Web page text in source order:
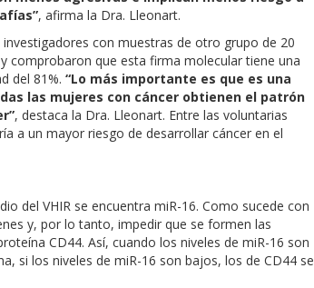
, afirma la Dra. Lleonart.
con muestras de otro grupo de 20
comprobaron que esta firma molecular tiene una
del 81%. “Lo más importante es que es una
las mujeres con cáncer obtienen el patrón
, destaca la Dra. Lleonart. Entre las voluntarias
a un mayor riesgo de desarrollar cáncer en el
del VHIR se encuentra miR-16. Como sucede con
y, por lo tanto, impedir que se formen las
CD44. Así, cuando los niveles de miR-16 son
si los niveles de miR-16 son bajos, los de CD44 se